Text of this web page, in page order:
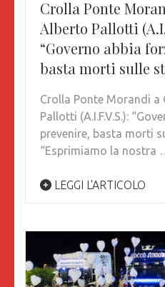
Crolla Ponte
Alberto Pallotti
“Governo abbia
basta morti sulle
Crolla Ponte Morandi a
Pallotti (A.I.F.V.S.):
prevenire, basta morti
“Esprimiamo la nostra
LEGGI L'ARTICOLO